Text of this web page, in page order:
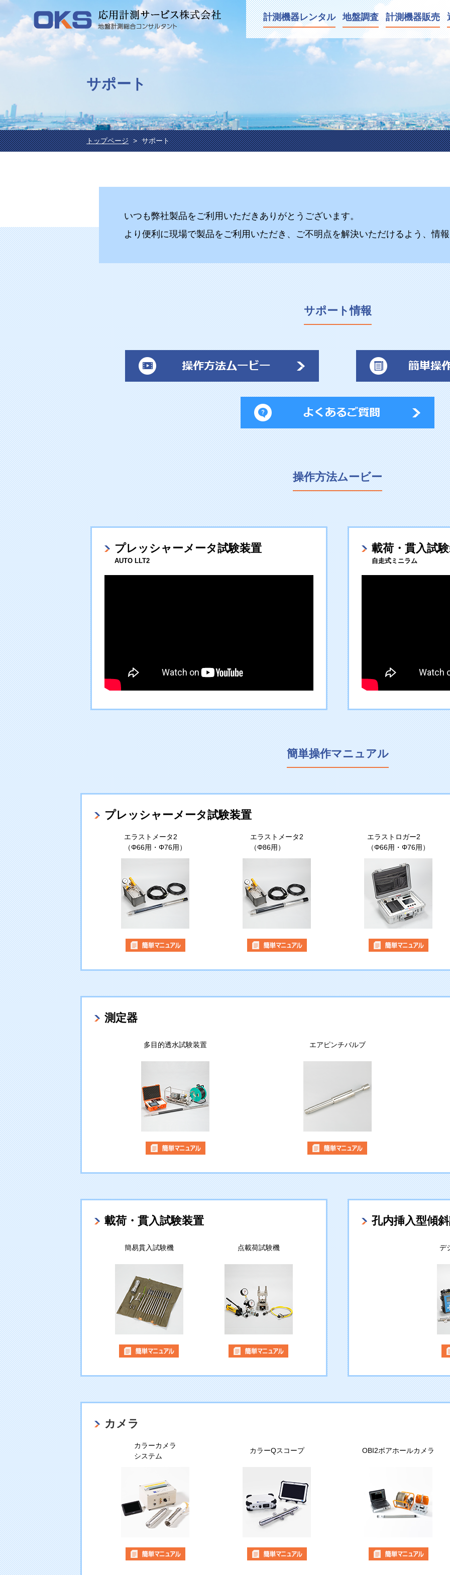
計測機器レンタル 地盤調査 計測機器販売
サポート
トップページ サポート
いつも弊社製品をご利用いただきありがとうございます。
より便利に現場で製品をご利用いただき、ご不明点を解決いただけるよう、情
サポート情報
操作方法ムービー
プレッシャーメータ試験装置
AUTO LLT2
載荷・貫入試
自走式ミニラム
簡単操作マニュアル
プレッシャーメータ試験装置
エラストメータ2
（Φ66用・Φ76用）
エラストメータ2
（Φ86用）
エラストロガー2
（Φ66用・Φ76用）
測定器
多目的透水試験装置 エアピンチバルブ
載荷・貫入試験装置
簡易貫入試験機 点載荷試験機
孔内挿入型傾
デ
カメラ
カラーカメラ
システム
カラーQスコープ OBI2ボアホールカメラ